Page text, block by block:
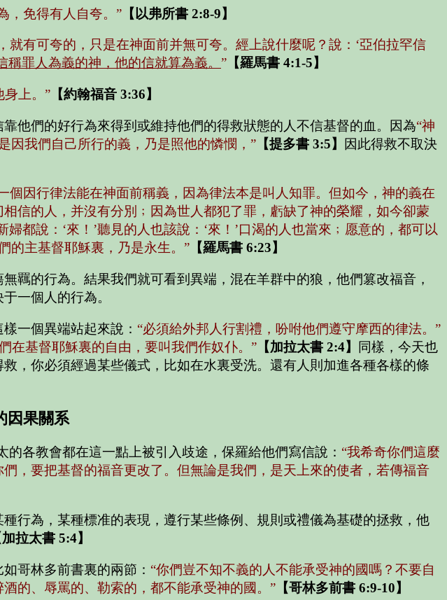
，免得有人自夸。” 【以弗所書 2:8-9】
有可夸的，只是在神面前并無可夸。經上說什麼呢？說： ‘亞伯拉罕信
稱罪人為義的神，他的信就算為義。 ” 【羅馬書 4:1-5】
身上。” 【約翰福音 3:36】
他們的好行為來得到或維持他們的得救狀態的人不信基督的血。因為“神
因我們自己所行的義，乃是照他的憐憫，” 【提多書 3:5】 因此得救不取決
個因行律法能在神面前稱義，因為律法本是叫人知罪。但如今，神的義在
信的人，并沒有分別﹔因為世人都犯了罪，虧缺了神的榮耀，如今卻蒙
婦都說：‘來！’聽見的人也該說：‘來！’口渴的人也當來﹔愿意的，都可以
的主基督耶穌裏，乃是永生。” 【羅馬書 6:23】
羈的行為。結果我們就可看到異端，混在羊群中的狼，他們篡改福音，
一個人的行為。
一個異端站起來說： “必須給外邦人行割禮，吩咐他們遵守摩西的律法。”
在基督耶穌裏的自由，要叫我們作奴仆。” 【加拉太書 2:4】 同樣，今天也
，你必須經過某些儀式，比如在水裏受洗。還有人則加進各種各樣的條
因果關系
各教會都在這一點上被引入歧途，保羅給他們寫信說： “我希奇你們這麼
，要把基督的福音更改了。但無論是我們，是天上來的使者，若傳福音
行為，某種標准的表現，遵行某些條例、規則或禮儀為基礎的拯救，他
加拉太書 5:4】
哥林多前書裏的兩節： “你們豈不知不義的人不能承受神的國嗎？不要自
的、辱罵的、勒索的，都不能承受神的國。” 【哥林多前書 6:9-10】